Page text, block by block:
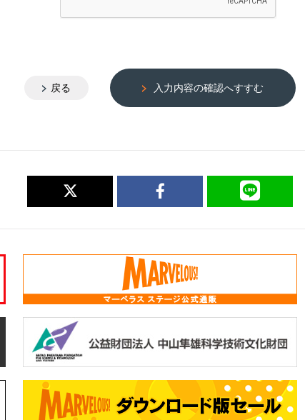
戻る 入力内容の確認へすすむ